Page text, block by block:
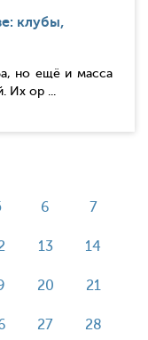
клубы,
но ещё и масса
Их ор ...
6 7
13 14
20 21
27 28